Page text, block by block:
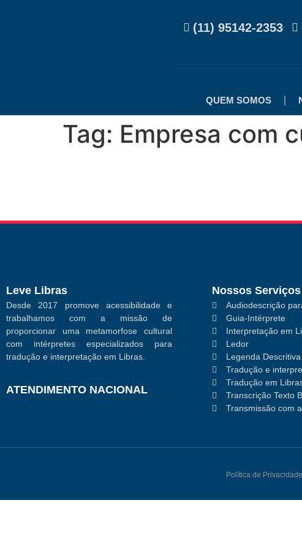
(11) 95142-2353
QUEM SOMOS
Tag: Empresa com
Leve Libras
Desde 2017 promove acessibilidade e
trabalhamos com a missão de
proporcionar uma metamorfose cultural
com intérpretes especializados para
tradução e interpretação em Libras.
ATENDIMENTO NACIONAL
Nossos Serviços
Audiodescrição
Guia-Intérprete
Interpretação em
Ledor
Legenda Descritiva
Tradução e
Tradução em
Transcrição Texto
Transmissão com
Política de Privacidade